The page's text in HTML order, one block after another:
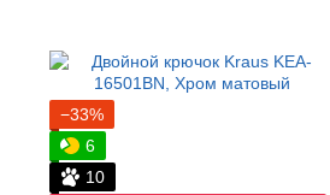
−33%
6
10